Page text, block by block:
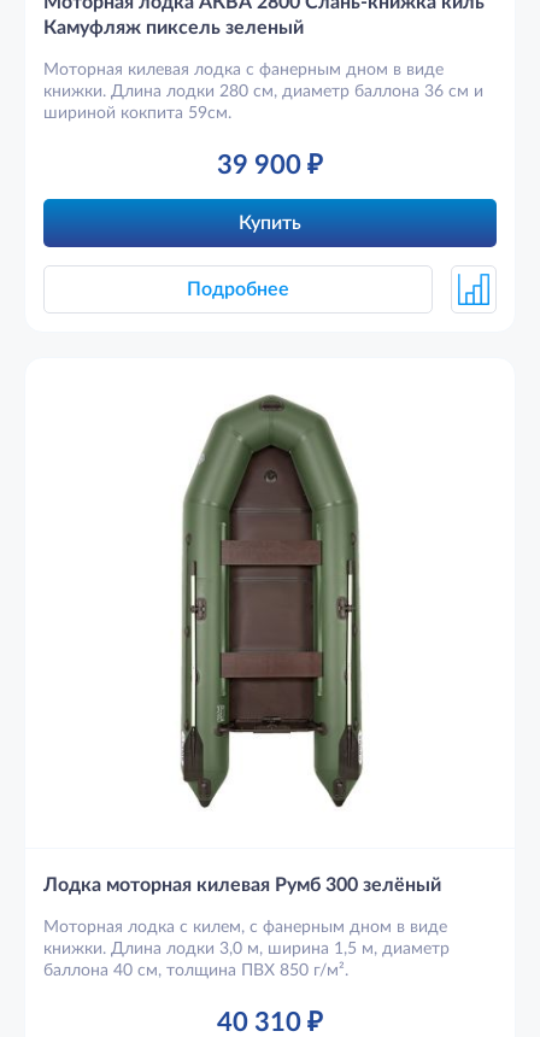
Камуфляж пиксель зеленый
Моторная килевая лодка с фанерным дном в виде
книжки. Длина лодки 280 см, диаметр баллона 36 см и
шириной кокпита 59см.
39 900 ₽
Купить
Подробнее
Лодка моторная килевая Румб 300 зелёный
Моторная лодка с килем, с фанерным дном в виде
книжки. Длина лодки 3,0 м, ширина 1,5 м, диаметр
баллона 40 см, толщина ПВХ 850 г/м².
40 310 ₽